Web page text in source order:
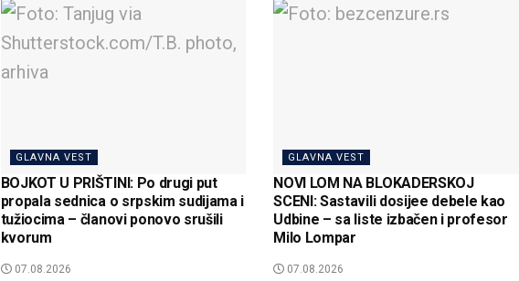
GLAVNA VEST
BOJKOT U PRIŠTINI: Po drugi put
propala sednica o srpskim sudijama i
tužiocima – članovi ponovo srušili
kvorum
07.08.2026
GLAVNA VEST
NOVI LOM NA BLOKADERSKOJ
SCENI: Sastavili dosijee debele kao
Udbine – sa liste izbačen i profesor
Milo Lompar
07.08.2026